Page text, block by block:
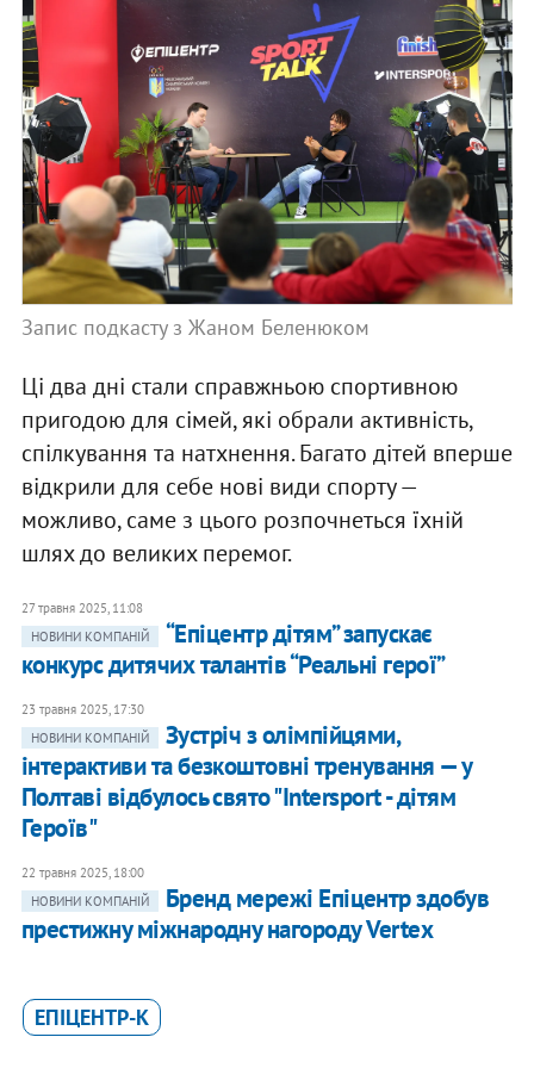
Запис подкасту з Жаном Беленюком
Ці два дні стали справжньою спортивною
пригодою для сімей, які обрали активність,
спілкування та натхнення. Багато дітей вперше
відкрили для себе нові види спорту —
можливо, саме з цього розпочнеться їхній
шлях до великих перемог.
27 травня 2025, 11:08
НОВИНИ КОМПАНІЙ
“Епіцентр дітям” запускає
конкурс дитячих талантів “Реальні герої”
23 травня 2025, 17:30
НОВИНИ КОМПАНІЙ
Зустріч з олімпійцями,
інтерактиви та безкоштовні тренування — у
Полтаві відбулось свято "Intersport - дітям
Героїв"
22 травня 2025, 18:00
НОВИНИ КОМПАНІЙ
Бренд мережі Епіцентр здобув
престижну міжнародну нагороду Vertex
ЕПІЦЕНТР-К